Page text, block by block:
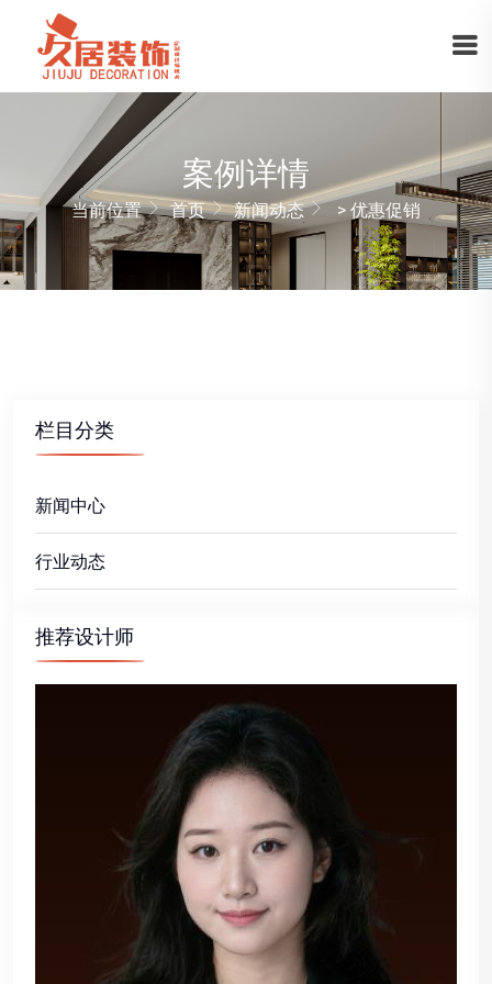
案例详情
当前位置 首页 新闻动态 > 优惠促销
栏目分类
新闻中心
行业动态
推荐设计师